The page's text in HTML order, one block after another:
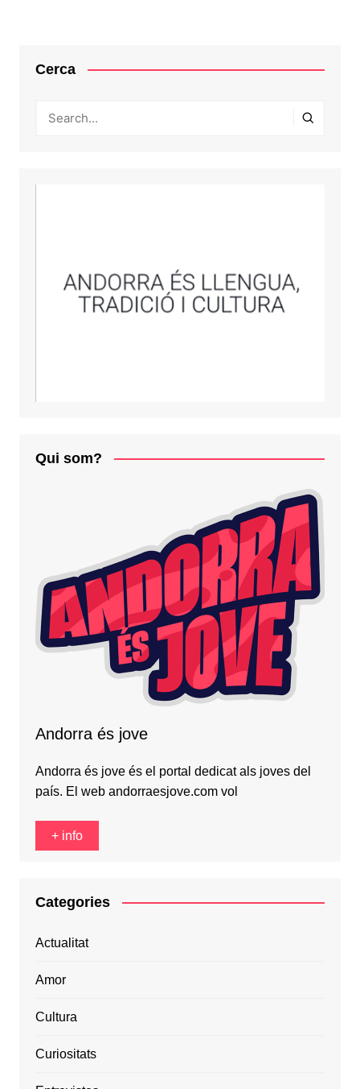
Cerca
Qui som?
Andorra és jove
Andorra és jove és el portal dedicat als joves del
país. El web andorraesjove.com vol
+ info
Categories
Actualitat
Amor
Cultura
Curiositats